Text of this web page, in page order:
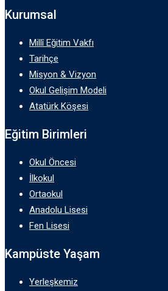
Kurumsal
Millî Eğitim Vakfı
Tarihçe
Misyon & Vizyon
Okul Gelişim Modeli
Atatürk Köşesi
Eğitim Birimleri
Okul Öncesi
İlkokul
Ortaokul
Anadolu Lisesi
Fen Lisesi
Kampüste Yaşam
Yerleşkemiz